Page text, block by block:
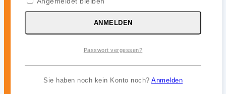
JOTUN Aqualine Spray
inkl. 19 % MwSt.
ANMELDEN
Passwort vergessen?
Sie haben noch kein Konto noch? Anmelden